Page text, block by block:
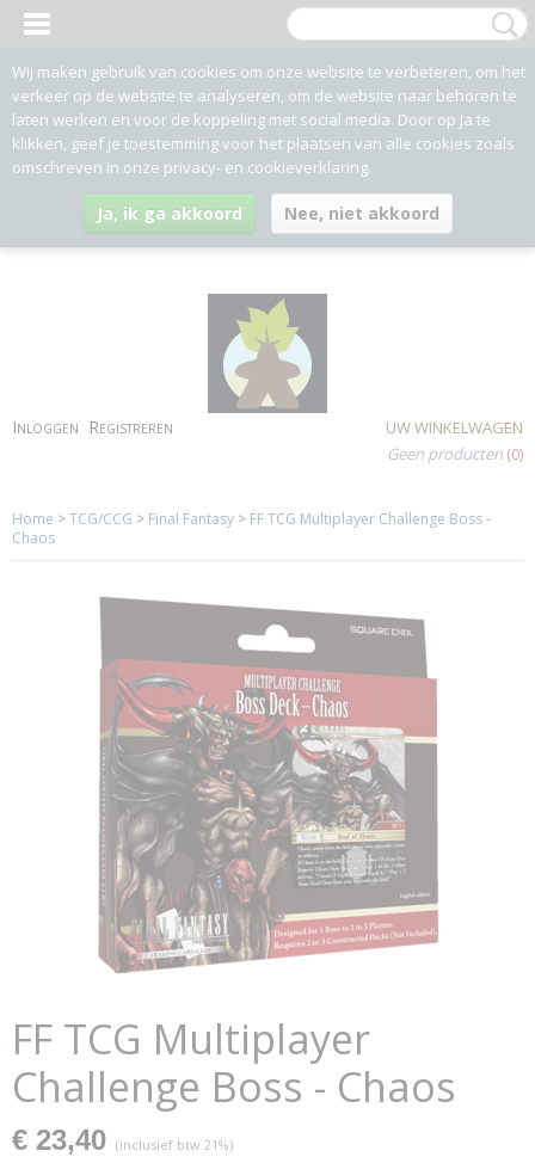
Inloggen Registreren
UW WINKELWAGEN
Geen producten (0)
Home >TCG/CCG > Final Fantasy > FF TCG Multiplayer Challenge Boss -
Chaos
FF TCG Multiplayer
Challenge Boss - Chaos
€ 23,40 (inclusief btw 21%)
Wij maken gebruik van cookies om onze website te verbeteren, om het
verkeer op de website te analyseren, om de website naar behoren te
laten werken en voor de koppeling met social media. Door op Ja te
klikken, geef je toestemming voor het plaatsen van alle cookies zoals
omschreven in onze privacy- en cookieverklaring.
Ja, ik ga akkoord Nee, niet akkoord